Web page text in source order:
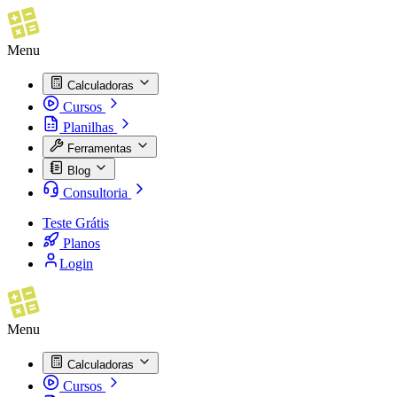
Menu
Calculadoras
Cursos
Planilhas
Ferramentas
Blog
Consultoria
Teste Grátis
Planos
Login
Menu
Calculadoras
Cursos